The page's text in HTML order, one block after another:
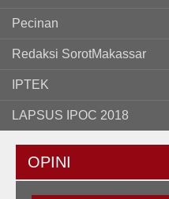
Pecinan
Redaksi SorotMakassar
IPTEK
LAPSUS IPOC 2018
OPINI